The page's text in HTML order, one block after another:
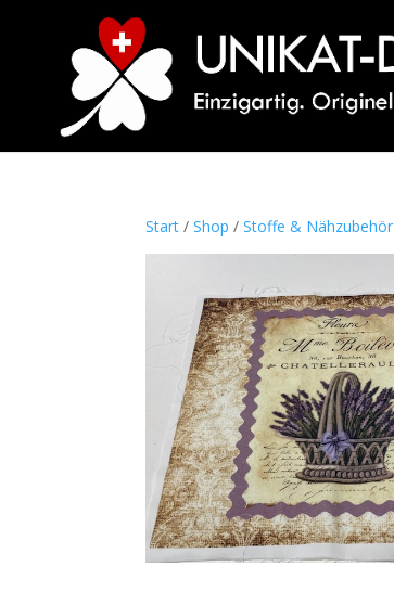
Start /Shop /Stoffe & Nähzubehör